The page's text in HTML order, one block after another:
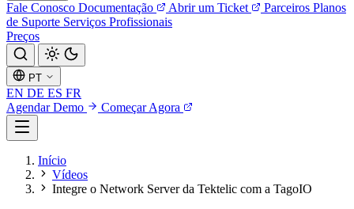
Fale Conosco Documentação Abrir um Ticket Parceiros Planos
de Suporte Serviços Profissionais
Preços
PT
EN DE ES FR
Agendar Demo
Começar Agora
Início
Vídeos
Integre o Network Server da Tektelic com a TagoIO